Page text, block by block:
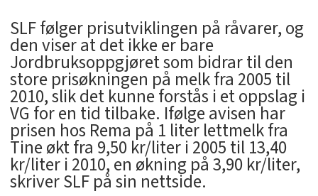
SLF følger prisutviklingen på råvarer, og
den viser at det ikke er bare
Jordbruksoppgjøret som bidrar til den
store prisøkningen på melk fra 2005 til
2010, slik det kunne forstås i et oppslag i
VG for en tid tilbake. Ifølge avisen har
prisen hos Rema på 1 liter lettmelk fra
Tine økt fra 9,50 kr/liter i 2005 til 13,40
kr/liter i 2010, en økning på 3,90 kr/liter,
skriver SLF på sin nettside.